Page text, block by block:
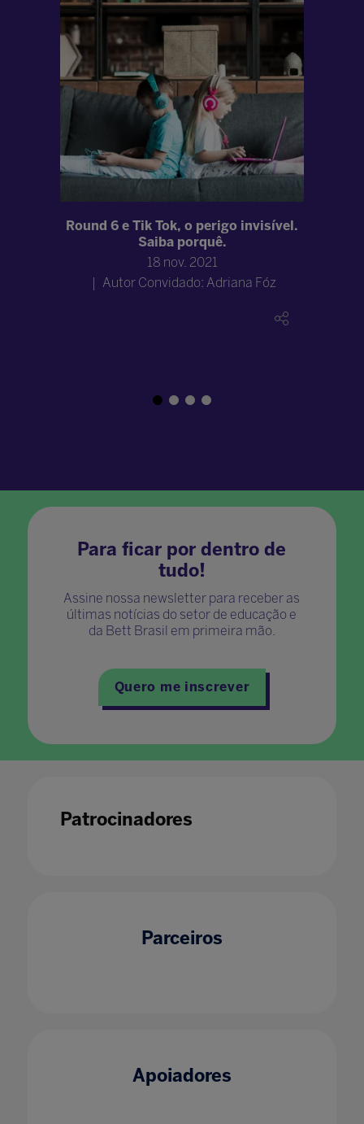
Round 6 e Tik Tok, o perigo invisível.
Saiba porquê.
18 nov. 2021
Autor Convidado: Adriana Fóz
Para ficar por dentro de
tudo!
Assine nossa newsletter para receber as
últimas notícias do setor de educação e
da Bett Brasil em primeira mão.
Quero me inscrever
Patrocinadores
Parceiros
Apoiadores